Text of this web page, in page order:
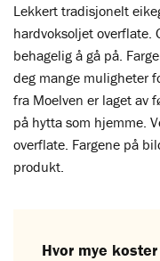
Lekkert tradisjonelt
hardvoksoljet overflate.
behagelig å gå på.
deg mange muligheter
fra Moelven er laget av
på hytta som hjemme.
overflate. Fargene på
produkt.
Hvor mye